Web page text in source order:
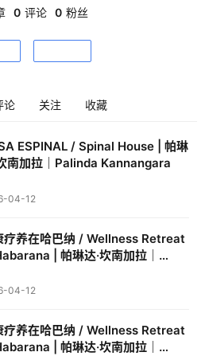
全面展示了他的住宅、酒店与
要窗口。
0 评论 0 粉丝
论 关注 收藏
ESPINAL / Spinal House | 帕琳
南加拉｜Palinda Kannangara
04-12
疗养在哈巴纳 / Wellness Retreat
| 帕琳达·坎南加拉｜
04-12
疗养在哈巴纳 / Wellness Retreat
| 帕琳达·坎南加拉｜